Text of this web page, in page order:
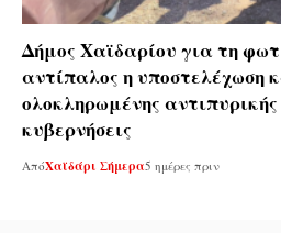
Δήμος Χαϊδαρίου για τη
αντίπαλος η υποστελέχωση
ολοκληρωμένης
κυβερνήσεις
ΑπόΧαϊδάρι Σήμερα5 ημέρες πριν